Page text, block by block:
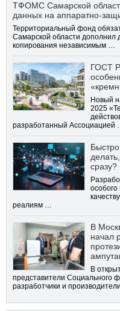
ТФОМС Самарской
данных на аппаратно-
Территориальный фонд
Самарской области дополнил
копирования независимым …
ГОСТ Р
Новый
2025
разработанный Ассоциацией
сразу?
реалиям …
В
начал
В
представители Социального
разработчики и